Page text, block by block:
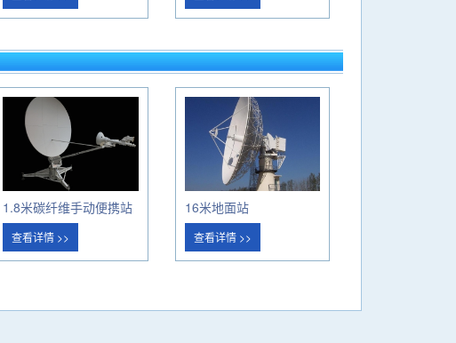
1.8米碳纤维手动便携站
查看详情 >>
16米地面站
查看详情 >>